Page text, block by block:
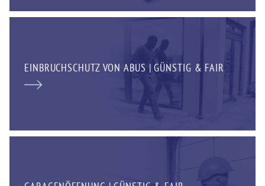
EINBRUCHSCHUTZ VON ABUS | GÜNSTIG & FAIR